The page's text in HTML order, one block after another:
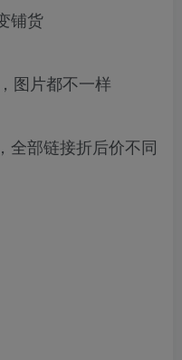
铺货
图片都不一样
全部链接折后价不同